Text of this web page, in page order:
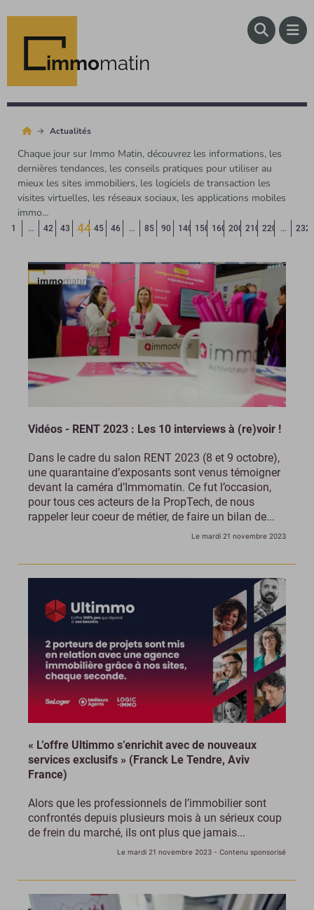
immomatin
Actualités
Chaque jour sur Immo Matin, découvrez les informations, les
dernières tendances, les conseils pratiques pour utiliser au
mieux les sites immobiliers, les logiciels de transaction les
visites virtuelles, les réseaux sociaux, les applications mobiles
immo…
Page précédente
1 … 42 43
44 45 46 … 85 90 140 150 160 200 210 220 … 232
Vidéos - RENT 2023 : Les 10 interviews à (re)voir !
Dans le cadre du salon RENT 2023 (8 et 9 octobre),
une quarantaine d’exposants sont venus témoigner
devant la caméra d’Immomatin. Ce fut l’occasion,
pour tous ces acteurs de la PropTech, de nous
rappeler leur coeur de métier, de faire un bilan de...
Le mardi 21 novembre 2023
« L’offre Ultimmo s’enrichit avec de nouveaux
services exclusifs » (Franck Le Tendre, Aviv
France)
Alors que les professionnels de l’immobilier sont
confrontés depuis plusieurs mois à un sérieux coup
de frein du marché, ils ont plus que jamais...
Le mardi 21 novembre 2023 - Contenu sponsorisé